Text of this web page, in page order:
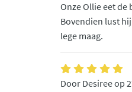
Onze Ollie eet de
Bovendien lust
lege maag.
Door Desiree op